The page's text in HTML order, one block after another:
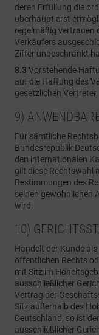
deren Erfüllung die
überhaupt erst
regelmäßig vertrauen
Verkäufers
Ziffer unbeschränkt
8.3 Vorstehende
auf die Haftung des
gesetzlichen Vertreter.
9)
Für sämtliche
Bundesrepublik
den internationalen
gilt diese Rechtswahl
Bestimmungen des
seinen gewöhnlichen
wird.
10)
Handelt der Kunde
öffentlichen Rechts
mit Sitz im
ausschließlicher
Vertrag der
Sitz außerhalb des
Deutschland, so ist
ausschließlicher